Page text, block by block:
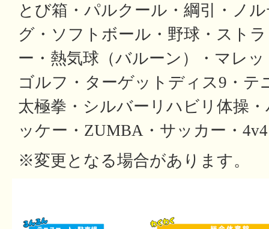
とび箱・パルクール・綱引・ノ
グ・ソフトボール・野球・スト
ー・熱気球（バルーン）・マレ
ゴルフ・ターゲットディス9・テ
太極拳・シルバーリハビリ体操
ッケー・ZUMBA・サッカー・
※変更となる場合があります。